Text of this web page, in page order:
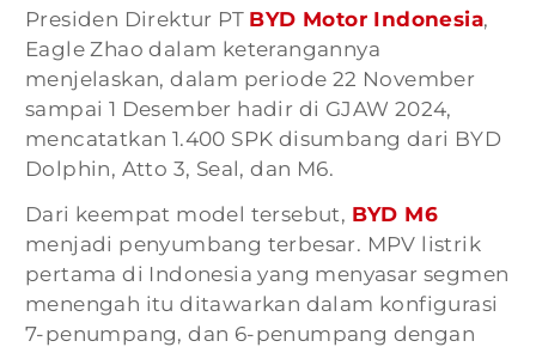
Presiden Direktur PT BYD Motor Indonesia,
Eagle Zhao dalam keterangannya
menjelaskan, dalam periode 22 November
sampai 1 Desember hadir di GJAW 2024,
mencatatkan 1.400 SPK disumbang dari BYD
Dolphin, Atto 3, Seal, dan M6.
Dari keempat model tersebut, BYD M6
menjadi penyumbang terbesar. MPV listrik
pertama di Indonesia yang menyasar segmen
menengah itu ditawarkan dalam konfigurasi
7-penumpang, dan 6-penumpang dengan